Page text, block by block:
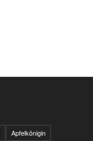
Apfelkönigin